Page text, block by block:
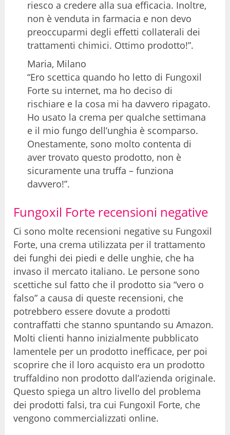
riesco a credere alla sua efficacia. Inoltre,
non è venduta in farmacia e non devo
preoccuparmi degli effetti collaterali dei
trattamenti chimici. Ottimo prodotto!”.
Maria, Milano
“Ero scettica quando ho letto di Fungoxil
Forte su internet, ma ho deciso di
rischiare e la cosa mi ha davvero ripagato.
Ho usato la crema per qualche settimana
e il mio fungo dell’unghia è scomparso.
Onestamente, sono molto contenta di
aver trovato questo prodotto, non è
sicuramente una truffa – funziona
davvero!”.
Fungoxil Forte recensioni negative
Ci sono molte recensioni negative su Fungoxil
Forte, una crema utilizzata per il trattamento
dei funghi dei piedi e delle unghie, che ha
invaso il mercato italiano. Le persone sono
scettiche sul fatto che il prodotto sia “vero o
falso” a causa di queste recensioni, che
potrebbero essere dovute a prodotti
contraffatti che stanno spuntando su Amazon.
Molti clienti hanno inizialmente pubblicato
lamentele per un prodotto inefficace, per poi
scoprire che il loro acquisto era un prodotto
truffaldino non prodotto dall’azienda originale.
Questo spiega un altro livello del problema
dei prodotti falsi, tra cui Fungoxil Forte, che
vengono commercializzati online.